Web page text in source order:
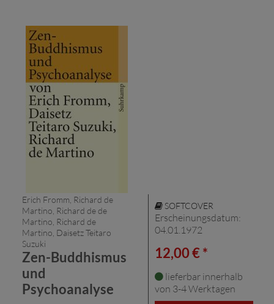
Erich Fromm, Richard de
Martino, Richard de de
Martino, Richard de
Martino, Daisetz Teitaro
Suzuki
Zen-Buddhismus
und
Psychoanalyse
SOFTCOVER
Erscheinungsdatum:
04.01.1972
12,00 € *
lieferbar innerhalb
von 3-4 Werktagen